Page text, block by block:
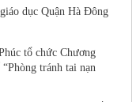
dục Quận Hà Đông
tổ chức Chương
tránh tai nạn